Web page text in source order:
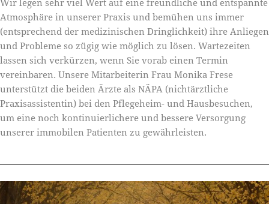
Wir legen sehr viel Wert auf eine freundliche und entspannte
Atmosphäre in unserer Praxis und bemühen uns immer
(entsprechend der medizinischen Dringlichkeit) ihre Anliegen
und Probleme so zügig wie möglich zu lösen. Wartezeiten
lassen sich verkürzen, wenn Sie vorab einen Termin
vereinbaren. Unsere Mitarbeiterin Frau Monika Frese
unterstützt die beiden Ärzte als NÄPA (nichtärztliche
Praxisassistentin) bei den Pflegeheim- und Hausbesuchen,
um eine noch kontinuierlichere und bessere Versorgung
unserer immobilen Patienten zu gewährleisten.